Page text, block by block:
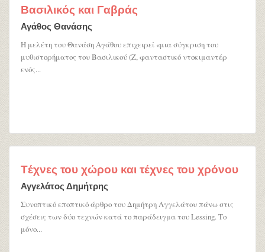
Βασιλικός και Γαβράς
Αγάθος Θανάσης
Η μελέτη του Θανάση Αγάθου επιχειρεί «μια σύγκριση του
μυθιστορήματος του Βασιλικού (Ζ, φανταστικό ντοκιμαντέρ
ενός...
Tέχνες του χώρου και τέχνες του χρόνου
Αγγελάτος Δημήτρης
Συνοπτικό εποπτικό άρθρο του Δημήτρη Αγγελάτου πάνω στις
σχέσεις των δύο τεχνών κατά το παράδειγμα του Lessing. Το
μόνο...